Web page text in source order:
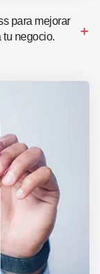
para mejorar
tu negocio.